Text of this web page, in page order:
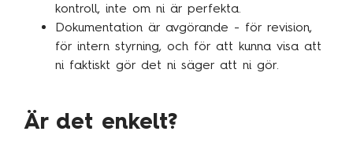
kontroll, inte om ni är perfekta.
Dokumentation är avgörande - för revision,
för intern styrning, och för att kunna visa att
ni faktiskt gör det ni säger att ni gör.
Är det enkelt?